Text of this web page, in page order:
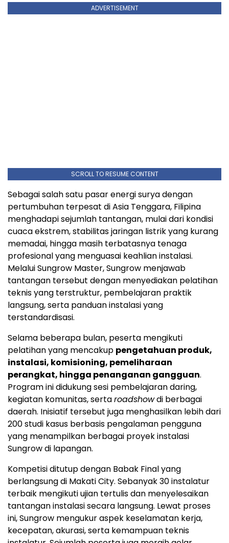
ADVERTISEMENT
SCROLL TO RESUME CONTENT
Sebagai salah satu pasar energi surya dengan
pertumbuhan terpesat di Asia Tenggara, Filipina
menghadapi sejumlah tantangan, mulai dari kondisi
cuaca ekstrem, stabilitas jaringan listrik yang kurang
memadai, hingga masih terbatasnya tenaga
profesional yang menguasai keahlian instalasi.
Melalui Sungrow Master, Sungrow menjawab
tantangan tersebut dengan menyediakan pelatihan
teknis yang terstruktur, pembelajaran praktik
langsung, serta panduan instalasi yang
terstandardisasi.
Selama beberapa bulan, peserta mengikuti
pelatihan yang mencakup pengetahuan produk,
instalasi, komisioning, pemeliharaan
perangkat, hingga penanganan gangguan.
Program ini didukung sesi pembelajaran daring,
kegiatan komunitas, sertaroadshowdi berbagai
daerah. Inisiatif tersebut juga menghasilkan lebih dari
200 studi kasus berbasis pengalaman pengguna
yang menampilkan berbagai proyek instalasi
Sungrow di lapangan.
Kompetisi ditutup dengan Babak Final yang
berlangsung di Makati City. Sebanyak 30 instalatur
terbaik mengikuti ujian tertulis dan menyelesaikan
tantangan instalasi secara langsung. Lewat proses
ini, Sungrow mengukur aspek keselamatan kerja,
kecepatan, akurasi, serta kemampuan teknis